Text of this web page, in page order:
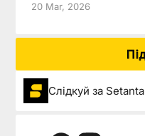
20 Mar, 2026
Слідкуй за Setanta